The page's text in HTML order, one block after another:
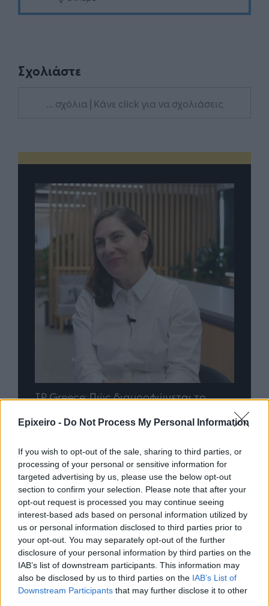
Epixeiro - Do Not Process My Personal Information
If you wish to opt-out of the sale, sharing to third parties, or
processing of your personal or sensitive information for
targeted advertising by us, please use the below opt-out
section to confirm your selection. Please note that after your
opt-out request is processed you may continue seeing
interest-based ads based on personal information utilized by
us or personal information disclosed to third parties prior to
your opt-out. You may separately opt-out of the further
disclosure of your personal information by third parties on the
IAB’s list of downstream participants. This information may
also be disclosed by us to third parties on the IAB’s List of
Downstream Participants that may further disclose it to other
Σχολιάστε
... σχόλια | Κάνε click για να σχολιάσεις
TP Greece: Πώς διαμορφώνεται το
Η
σου
Advertorial
Περισσότερα από το
Η ERGO επιβράβευσε και φέτος
τους συνεργάτες του Εταιρικού
της Δικτύου διοργανώνοντας